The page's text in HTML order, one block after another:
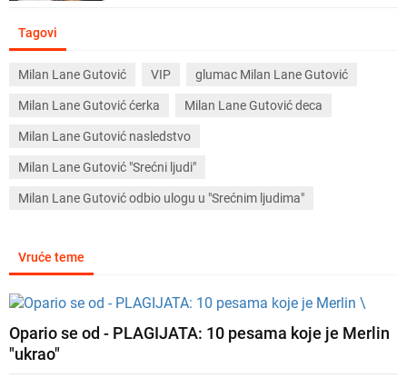
Tagovi
Milan Lane Gutović VIP glumac Milan Lane Gutović
Milan Lane Gutović ćerka Milan Lane Gutović deca
Milan Lane Gutović nasledstvo
Milan Lane Gutović "Srećni ljudi"
Milan Lane Gutović odbio ulogu u "Srećnim ljudima"
Vruće teme
Opario se od - PLAGIJATA: 10 pesama koje je Merlin
"ukrao"